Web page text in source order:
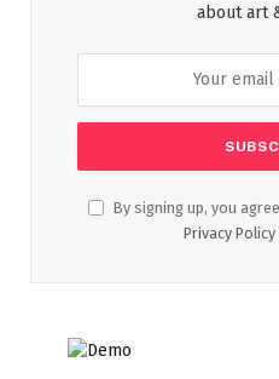
about art
By signing up, you
Privacy Policy